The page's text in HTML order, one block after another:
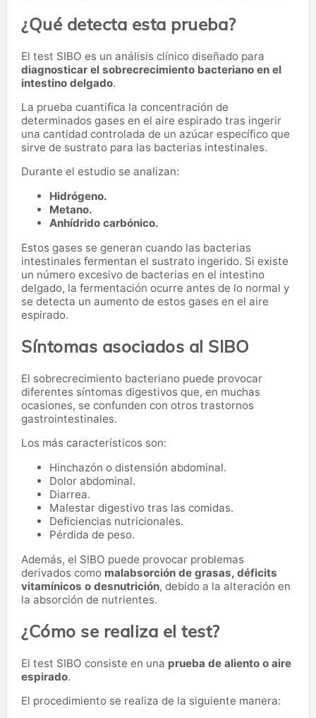
¿Qué detecta esta prueba?
El test SIBO es un análisis clínico diseñado para
diagnosticar el sobrecrecimiento bacteriano en el
intestino delgado.
La prueba cuantifica la concentración de
determinados gases en el aire espirado tras ingerir
una cantidad controlada de un azúcar específico que
sirve de sustrato para las bacterias intestinales.
Durante el estudio se analizan:
Hidrógeno.
Metano.
Anhídrido carbónico.
Estos gases se generan cuando las bacterias
intestinales fermentan el sustrato ingerido. Si existe
un número excesivo de bacterias en el intestino
delgado, la fermentación ocurre antes de lo normal y
se detecta un aumento de estos gases en el aire
espirado.
Síntomas asociados al SIBO
El sobrecrecimiento bacteriano puede provocar
diferentes síntomas digestivos que, en muchas
ocasiones, se confunden con otros trastornos
gastrointestinales.
Los más característicos son:
Hinchazón o distensión abdominal.
Dolor abdominal.
Diarrea.
Malestar digestivo tras las comidas.
Deficiencias nutricionales.
Pérdida de peso.
Además, el SIBO puede provocar problemas
derivados como malabsorción de grasas, déficits
vitamínicos o desnutrición, debido a la alteración en
la absorción de nutrientes.
¿Cómo se realiza el test?
El test SIBO consiste en una prueba de aliento o aire
espirado.
El procedimiento se realiza de la siguiente manera: